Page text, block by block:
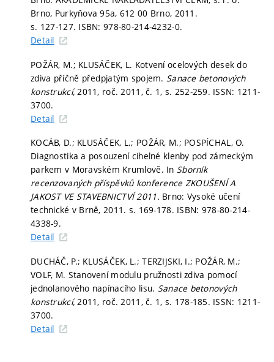
Brno, Purkyňova 95a, 612 00 Brno, 2011.
s. 127-127. ISBN: 978-80-214-4232-0.
Detail
POŽÁR, M.; KLUSÁČEK, L. Kotvení ocelových desek do
zdiva příčně předpjatým spojem. Sanace betonových
konstrukcí,2011, roč. 2011, č. 1, s. 252-259. ISSN: 1211-
3700.
Detail
KOCÁB, D.; KLUSÁČEK, L.; POŽÁR, M.; POSPÍCHAL, O.
Diagnostika a posouzení cihelné klenby pod zámeckým
parkem v Moravském Krumlově. In Sborník
recenzovaných příspěvků konference ZKOUŠENÍ A
JAKOST VE STAVEBNICTVÍ 2011. Brno: Vysoké učení
technické v Brně, 2011. s. 169-178. ISBN: 978-80-214-
4338-9.
Detail
DUCHÁČ, P.; KLUSÁČEK, L.; TERZIJSKI, I.; POŽÁR, M.;
VOLF, M. Stanovení modulu pružnosti zdiva pomocí
jednolanového napínacího lisu. Sanace betonových
konstrukcí,2011, roč. 2011, č. 1, s. 178-185. ISSN: 1211-
3700.
Detail